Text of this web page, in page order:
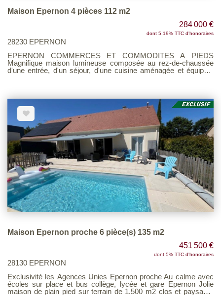
Maison Epernon 4 pièces 112 m2
284 000 €
dont 5.19% TTC d'honoraires
28230 EPERNON
EPERNON COMMERCES ET COMMODITES A PIEDS
Magnifique maison lumineuse composée au rez-de-chaussée
d'une entrée, d'un séjour, d'une cuisine aménagée et équipée,
surface habitable de 112 m² et est implantée sur un terrain de
444 m². Dans une résidence familiale et calme A visiter sans
tarder! Voir page 9 du Barème d'honoraires consultable sur
notre site
Maison Epernon proche 6 pièce(s) 135 m2
451 500 €
dont 5% TTC d'honoraires
28130 EPERNON
Exclusivité les Agences Unies Epernon proche Au calme avec
écoles sur place et bus collège, lycée et gare Epernon Jolie
maison de plain pied sur terrain de 1.500 m2 clos et paysager